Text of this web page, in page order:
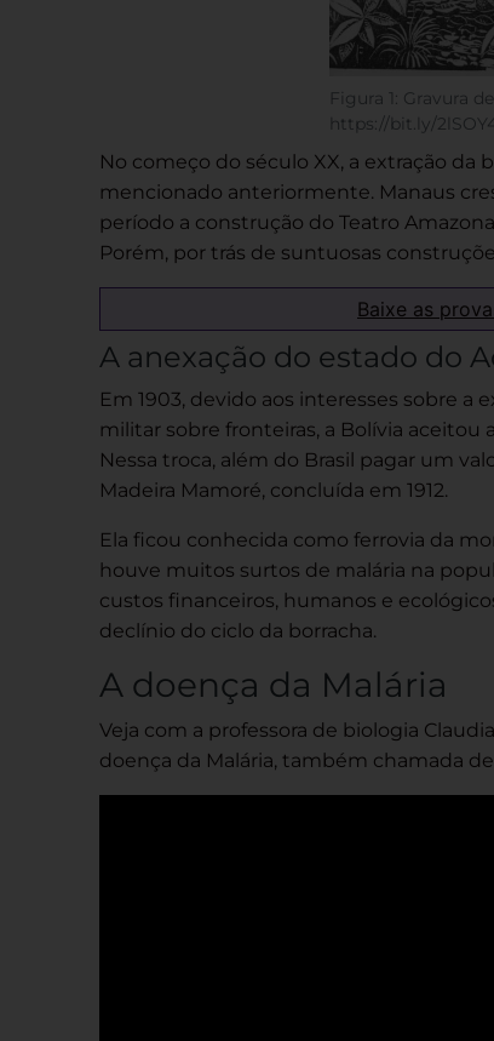
Figura 1: Gravura
https://bit.ly/
No começo do século XX, a extração da
mencionado anteriormente. Manaus
período a construção do Teatro
Porém, por trás de suntuosas
Baixe as
A anexação do estado do
Em 1903, devido aos interesses sobre
militar sobre fronteiras, a Bolívia aceitou
Nessa troca, além do Brasil pagar um
Madeira Mamoré, concluída em 1912.
Ela ficou conhecida como ferrovia da
houve muitos surtos de malária na
custos financeiros, humanos e
declínio do ciclo da borracha.
A doença da Malária
Veja com a professora de biologia
doença da Malária, também chamada